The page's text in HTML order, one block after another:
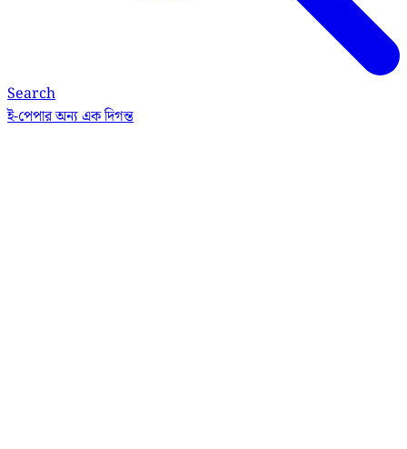
Search
ই-পেপারঅন্য এক দিগন্ত